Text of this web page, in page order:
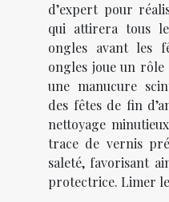
d’expert pour
qui attirera tous
ongles avant les
ongles joue un
une manucure
des fêtes de fin
nettoyage
trace de vernis
saleté, favorisant
protectrice. Limer